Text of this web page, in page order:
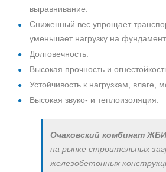
выравнивание.
Сниженный вес упрощает
уменьшает нагрузку на фундамент.
Долговечность.
Высокая прочность и
Устойчивость к нагрузкам, влаге,
Высокая звуко- и теплоизоляция.
Очаковский комбинат ЖБИ
на рынке строительных
железобетонных